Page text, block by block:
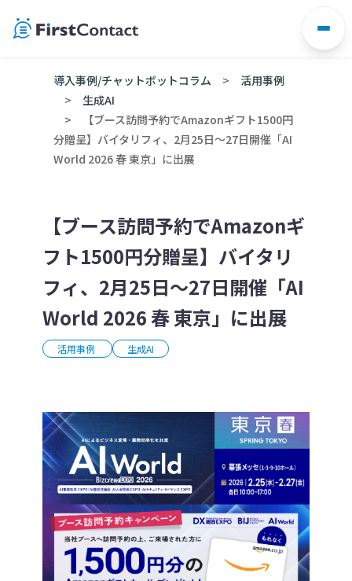
導入事例/チャットボットコラム
活用事例
生成AI
【ブース訪問予約でAmazonギフト1500円
分贈呈】バイタリフィ、2月25日～27日開催「AI
World 2026 春 東京」に出展
【ブース訪問予約でAmazonギ
フト1500円分贈呈】バイタリ
フィ、2月25日～27日開催「AI
World 2026 春 東京」に出展
活用事例 生成AI